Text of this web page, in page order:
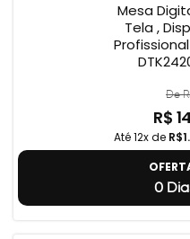
Mesa
Tela ,
De
R$
Até 12x de
0